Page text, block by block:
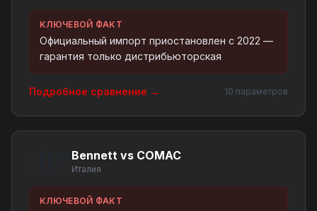
КЛЮЧЕВОЙ ФАКТ
Официальный импорт приостановлен с 2022 —
гарантия только дистрибьюторская
Подробное сравнение → 10 параметров
Bennett vs COMAC
Италия
КЛЮЧЕВОЙ ФАКТ